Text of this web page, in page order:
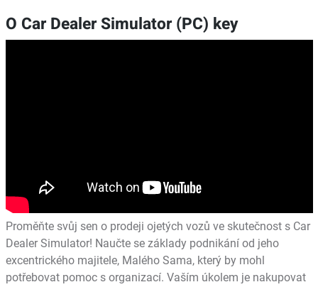
O Car Dealer Simulator (PC) key
Proměňte svůj sen o prodeji ojetých vozů ve skutečnost s Car
Dealer Simulator! Naučte se základy podnikání od jeho
excentrického majitele, Malého Sama, který by mohl
potřebovat pomoc s organizací. Vaším úkolem je nakupovat